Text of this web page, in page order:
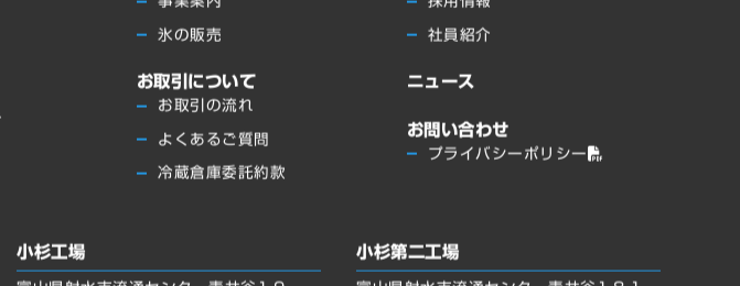
事業案内
氷の販売
お取引について
お取引の流れ
よくあるご質問
冷蔵倉庫委託約款
採用情報
社員紹介
ニュース
お問い合わせ
プライバシーポリシー
小杉工場 小杉第二工場